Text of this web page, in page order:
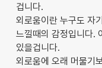
겁니다.
외로움이란 누구도 자
느낄때의 감정입니다.
있을겁니다.
외로움에 오래 머물기